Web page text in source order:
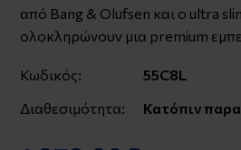
από Bang & Olufsen και ο ultra
ολοκληρώνουν μια premium
Κωδικός:
55C8L
Διαθεσιμότητα:
Κατόπιν